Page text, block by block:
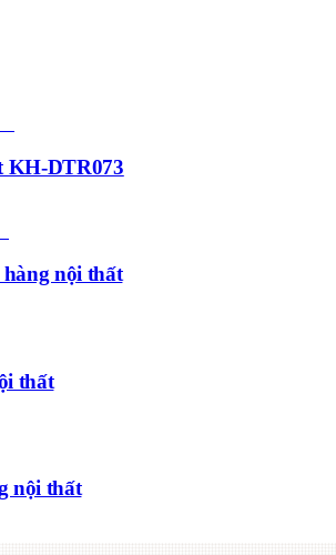
KH-DTR073
nội thất
thất
nội thất